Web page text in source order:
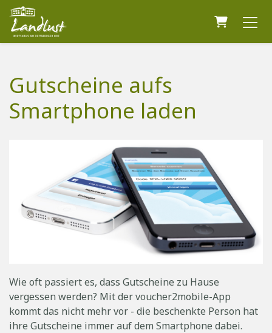
Gutscheine aufs
Smartphone laden
Wie oft passiert es, dass Gutscheine zu Hause
vergessen werden? Mit der voucher2mobile-App
kommt das nicht mehr vor - die beschenkte Person hat
ihre Gutscheine immer auf dem Smartphone dabei.